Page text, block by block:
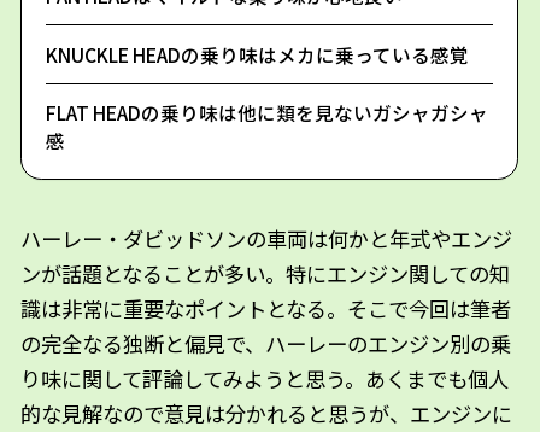
KNUCKLE HEADの乗り味はメカに乗っている感覚
FLAT HEADの乗り味は他に類を見ないガシャガシャ
感
ハーレー・ダビッドソンの車両は何かと年式やエンジ
ンが話題となることが多い。特にエンジン関しての知
識は非常に重要なポイントとなる。そこで今回は筆者
の完全なる独断と偏見で、ハーレーのエンジン別の乗
り味に関して評論してみようと思う。あくまでも個人
的な見解なので意見は分かれると思うが、エンジンに